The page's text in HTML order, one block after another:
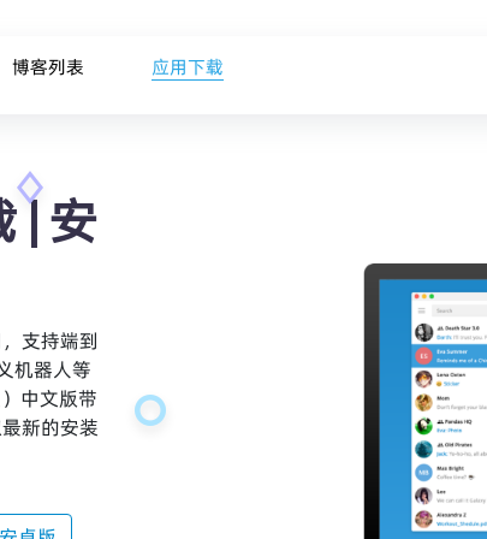
博客列表 应用下载
| 安
支持端到
机器人等
中文版带
新的安装